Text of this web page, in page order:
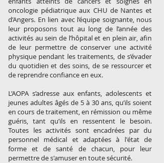
oncologie pédiatrique aux CHU de Nantes et
d’Angers. En lien avec l’équipe soignante, nous
leur proposons tout au long de l’année des
activités au sein de l’hôpital et en plein air, afin
de leur permettre de conserver une activité
physique pendant les traitements, de s’évader
du quotidien et des soins, de se ressourcer et
de reprendre confiance en eux.
L’AOPA s’adresse aux enfants, adolescents et
jeunes adultes âgés de 5 à 30 ans, qu’ils soient
en cours de traitement, en rémission ou même
guéris, tant qu’ils en ressentent le besoin.
Toutes les activités sont encadrées par du
personnel médical et adaptées à l'état de
forme et de santé de chacun, pour leur
permettre de s'amuser en toute sécurité.